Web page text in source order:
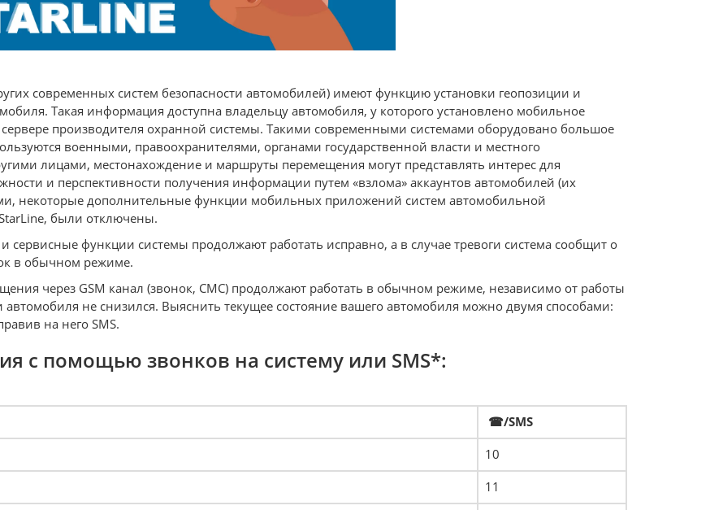
современных систем безопасности автомобилей) имеют функцию установки геопозиции и
Такая информация доступна владельцу автомобиля, у которого установлено мобильное
производителя охранной системы. Такими современными системами оборудовано большое
военными, правоохранителями, органами государственной власти и местного
лицами, местонахождение и маршруты перемещения могут представлять интерес для
и перспективности получения информации путем «взлома» аккаунтов автомобилей (их
некоторые дополнительные функции мобильных приложений систем автомобильной
были отключены.
функции системы продолжают работать исправно, а в случае тревоги система сообщит о
в обычном режиме.
через GSM канал (звонок, СМС) продолжают работать в обычном режиме, независимо от работы
не снизился. Выяснить текущее состояние вашего автомобиля можно двумя способами:
на него SMS.
с помощью звонков на систему или SMS*:
☎/SMS
10
11